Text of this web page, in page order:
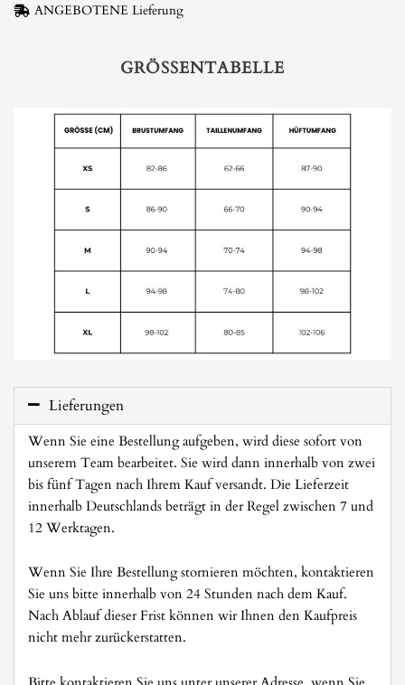
ANGEBOTENE Lieferung
GRÖSSENTABELLE
Lieferungen
Wenn Sie eine Bestellung aufgeben, wird diese sofort von
unserem Team bearbeitet. Sie wird dann innerhalb von zwei
bis fünf Tagen nach Ihrem Kauf versandt. Die Lieferzeit
innerhalb Deutschlands beträgt in der Regel zwischen 7 und
12 Werktagen.
Wenn Sie Ihre Bestellung stornieren möchten, kontaktieren
Sie uns bitte innerhalb von 24 Stunden nach dem Kauf.
Nach Ablauf dieser Frist können wir Ihnen den Kaufpreis
nicht mehr zurückerstatten.